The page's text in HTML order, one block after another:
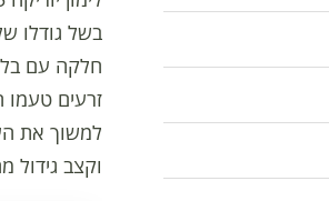
בשל גודלו
זרעים טעמו
למשוך את
וקצב גידול